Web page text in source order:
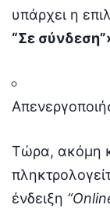
υπάρχει η
“Σε
Τώρα, ακόμη
ένδειξη